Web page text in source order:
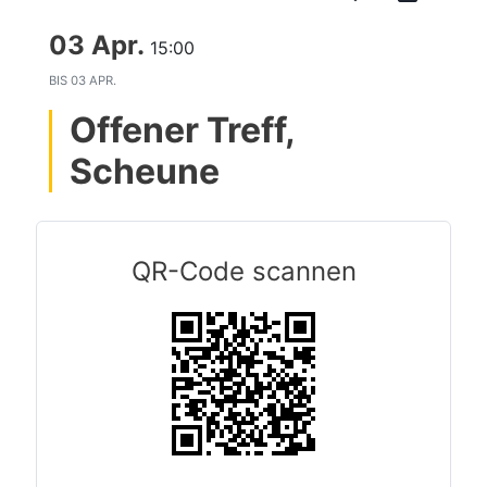
03 Apr. 15:00
BIS 03 APR.
Offener Treff,
Scheune
QR-Code scannen